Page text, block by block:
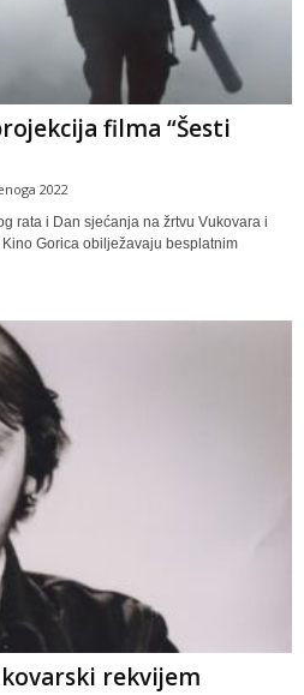
filma “Šesti
2022
rata i Dan sjećanja na žrtvu Vukovara i
Gorica obilježavaju besplatnim
rekvijem